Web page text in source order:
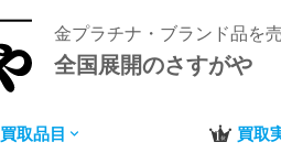
金プラチナ・ブランド品を
全国展開のさすがや
買取品目 買取